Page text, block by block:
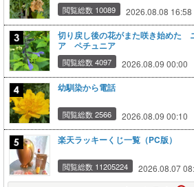
閲覧総数 10089 2026.08.08 16:58
切り戻し後の花がまた咲き始めた
ア ペチュニア
閲覧総数 4097 2026.08.09 00:00
幼馴染から電話
閲覧総数 2566 2026.08.09 00:10
楽天ラッキーくじ一覧（PC版）
閲覧総数 11205224 2026.08.07